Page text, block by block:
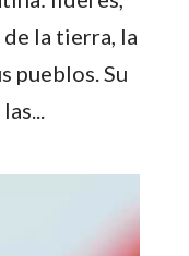
la tierra, la
pueblos. Su